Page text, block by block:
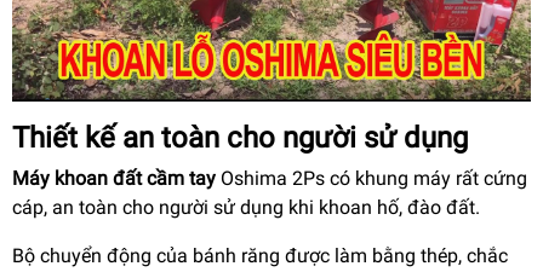
Thiết kế an toàn cho người sử dụng
Máy khoan đất cầm tay Oshima 2Ps có khung máy rất cứng
cáp, an toàn cho người sử dụng khi khoan hố, đào đất.
Bộ chuyển động của bánh răng được làm bằng thép, chắc